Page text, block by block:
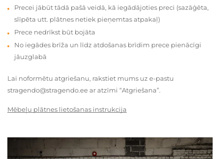
Precei jābūt tādā pašā veidā, kā iegādājoties preci (sazāģēta,
slīpēta utt. plātnes netiek pieņemtas atpakaļ)
Prece nedrīkst būt bojāta
No iegādes brīža un līdz atdošanas brīdim prece pienācīgi
jāuzglabā
Lai noformētu atgriešanu, rakstiet mums uz e-pastu
stragendo@stragendo.ee ar atzīmi “Atgriešana”.
Mēbeļu plātnes lietošanas instrukcija